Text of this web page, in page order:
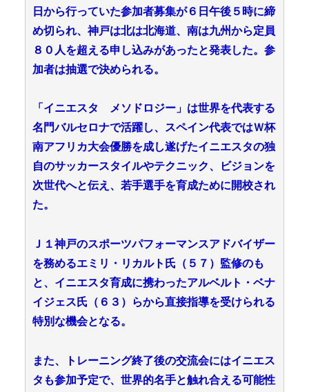
日から行っていた参加者募集が６日午後５時に締
め切られ、神戸は北は北海道、南は九州から定員
８０人を超える申し込みがあったと発表した。参
加者は抽選で決められる。
「イニエスタ メソドロジー」は世界を代表する
名門バルセロナで活躍し、スペイン代表ではＷ杯
南アフリカ大会優勝を成し遂げたイニエスタの独
自のサッカースタイルやテクニック、ビジョンを
次世代へと伝え、若手選手を育成ために開校され
た。
Ｊ１神戸のスポーツパフォーマンスアドバイザー
を務めるエミリ・リカルト氏（５７）監修のも
と、イニエスタ育成に携わったアルベルト・ベナ
イジェス氏（６３）らから直接指導を受けられる
特別な機会となる。
また、トレーニング終了後の交流会にはイニエス
タも参加予定で、世界的名手と触れ合える可能性